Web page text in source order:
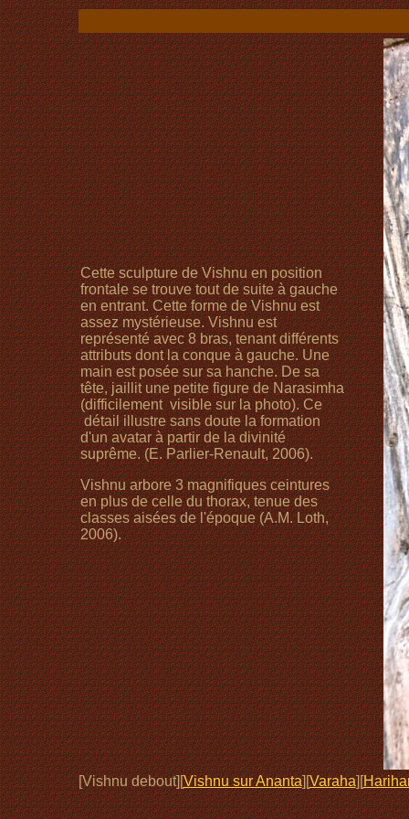
Cette sculpture de Vishnu en position
frontale se trouve tout de suite à gauche
en entrant. Cette forme de Vishnu est
assez mystérieuse. Vishnu est
représenté avec 8 bras, tenant différents
attributs dont la conque à gauche. Une
main est posée sur sa hanche. De sa
tête, jaillit une petite figure de Narasimha
(difficilement visible sur la photo). Ce
détail illustre sans doute la formation
d'un avatar à partir de la divinité
suprême. (E. Parlier-Renault, 2006).
Vishnu arbore 3 magnifiques ceintures
en plus de celle du thorax, tenue des
classes aisées de l'époque (A.M. Loth,
2006).
[Vishnu debout][Vishnu sur Ananta][Varaha][